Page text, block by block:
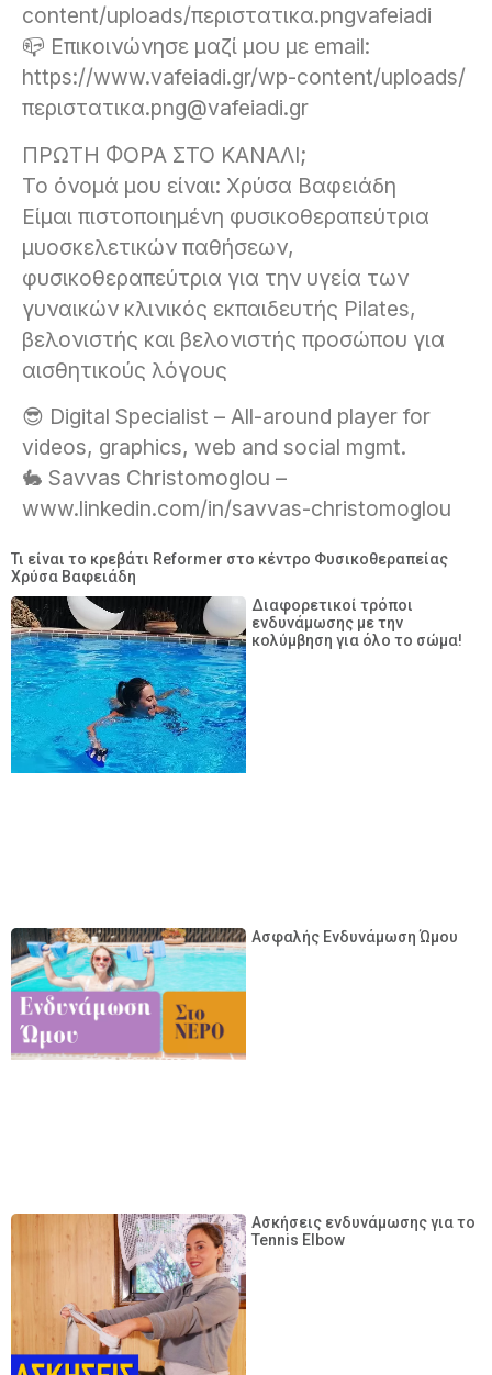
content/uploads/περιστατικα.pngvafeiadi
📪 Επικοινώνησε μαζί μου με email:
https://www.vafeiadi.gr/wp-content/uploads/
περιστατικα.png@vafeiadi.gr
ΠΡΩΤΗ ΦΟΡΑ ΣΤΟ ΚΑΝΑΛΙ;
Το όνομά μου είναι: Χρύσα Βαφειάδη
Είμαι πιστοποιημένη φυσικοθεραπεύτρια
μυοσκελετικών παθήσεων,
φυσικοθεραπεύτρια για την υγεία των
γυναικών κλινικός εκπαιδευτής Pilates,
βελονιστής και βελονιστής προσώπου για
αισθητικούς λόγους
😎 Digital Specialist – All-around player for
videos, graphics, web and social mgmt.
🐇 Savvas Christomoglou –
www.linkedin.com/in/savvas-christomoglou
Τι είναι το κρεβάτι Reformer στο κέντρο Φυσικοθεραπείας
Χρύσα Βαφειάδη
Διαφορετικοί τρόποι
ενδυνάμωσης με την
κολύμβηση για όλο το σώμα!
Ασφαλής Ενδυνάμωση Ώμου
Ασκήσεις ενδυνάμωσης για το
Tennis Elbow